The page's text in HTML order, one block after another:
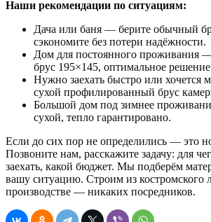
Наши рекомендации по ситуациям:
Дача или баня — берите обычный
сэкономите без потери надёжности.
Дом для постоянного проживания
брус 195×145, оптимальное
Нужно заехать быстро или
сухой профилированный брус
Большой дом под зимнее
сухой, тепло гарантировано.
Если до сих пор не определились — это
Позвоните нам, расскажите задачу: для
заехать, какой бюджет. Мы подберём
вашу ситуацию. Строим из костромского
производстве — никаких посредников.